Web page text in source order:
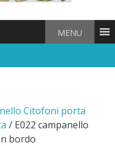
MENU
Citofoni porta
/ E022 campanello
bordo